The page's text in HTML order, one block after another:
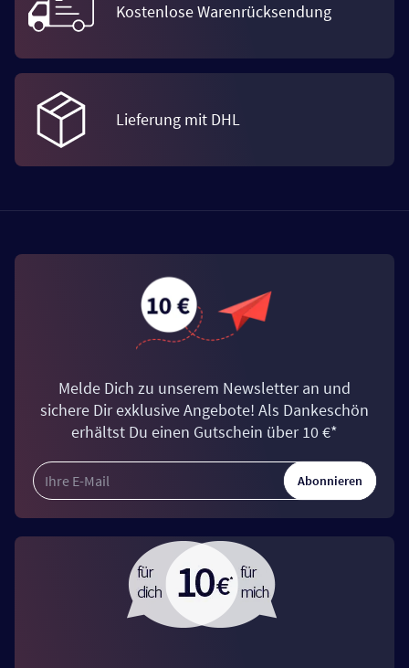
Kostenlose Warenrücksendung
Lieferung mit DHL
Melde Dich zu unserem Newsletter an und
sichere Dir exklusive Angebote! Als Dankeschön
erhältst Du einen Gutschein über 10 €*
Abonnieren